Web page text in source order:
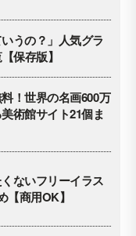
うの？」人気グラ
保存版】
！世界の名画600万
術館サイト21個ま
ないフリーイラス
【商用OK】